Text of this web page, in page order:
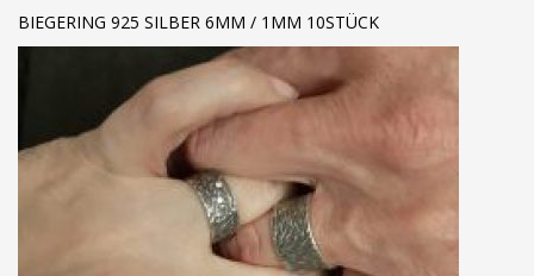
BIEGERING 925 SILBER 6MM / 1MM 10STÜCK